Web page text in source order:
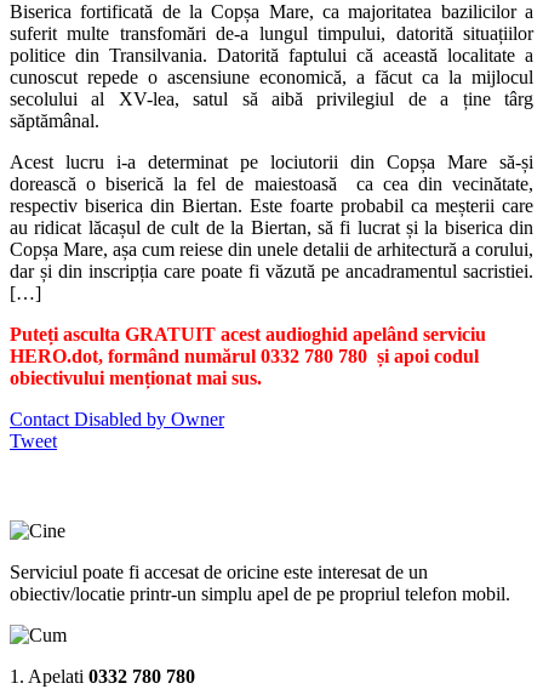
Biserica fortificată de la Copșa Mare, ca majoritatea bazilicilor a
suferit multe transfomări de-a lungul timpului, datorită situațiilor
politice din Transilvania. Datorită faptului că această localitate a
cunoscut repede o ascensiune economică, a făcut ca la mijlocul
secolului al XV-lea, satul să aibă privilegiul de a ține târg
săptămânal.
Acest lucru i-a determinat pe lociutorii din Copșa Mare să-și
dorească o biserică la fel de maiestoasă ca cea din vecinătate,
respectiv biserica din Biertan. Este foarte probabil ca meșterii care
au ridicat lăcașul de cult de la Biertan, să fi lucrat și la biserica din
Copșa Mare, așa cum reiese din unele detalii de arhitectură a corului,
dar și din inscripția care poate fi văzută pe ancadramentul sacristiei.
[…]
Puteți asculta GRATUIT acest audioghid apelând serviciu
HERO.dot, formând numărul 0332 780 780 și apoi codul
obiectivului menționat mai sus.
Contact Disabled by Owner
Tweet
Serviciul poate fi accesat de oricine este interesat de un
obiectiv/locatie printr-un simplu apel de pe propriul telefon mobil.
1. Apelati 0332 780 780